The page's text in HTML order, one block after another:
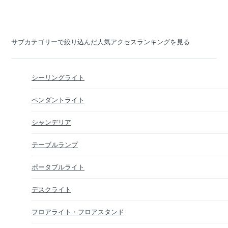
サブカテゴリーで絞り込んだ人気アクセスランキングを見る
シーリングライト
ペンダントライト
シャンデリア
テーブルランプ
ポータブルライト
デスクライト
フロアライト・フロアスタンド